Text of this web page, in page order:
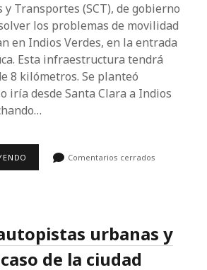
y Transportes (SCT), de gobierno
los problemas de movilidad
en Indios Verdes, en la entrada
Esta infraestructura tendrá
8 kilómetros. Se planteó
iría desde Santa Clara a Indios
VIADUCTO
LAS
RAZONES
LAS
Comentarios cerrados
urbanas y
de la ciudad